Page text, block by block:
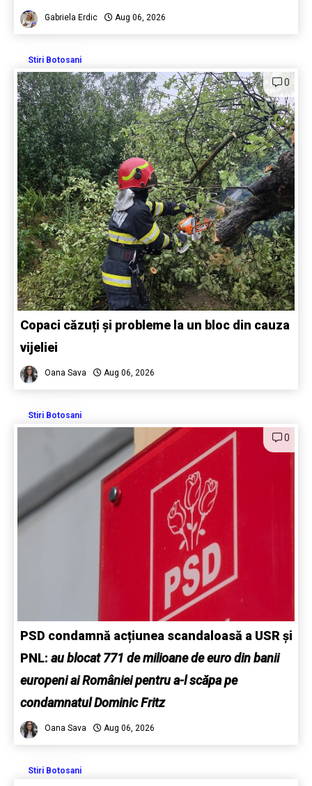
Gabriela Erdic Aug 06, 2026
Stiri Botosani
0
Copaci căzuți și probleme la un bloc din cauza
vijeliei
Oana Sava Aug 06, 2026
Stiri Botosani
0
PSD condamnă acțiunea scandaloasă a USR și
PNL: au blocat 771 de milioane de euro din banii
europeni ai României pentru a-l scăpa pe
condamnatul Dominic Fritz
Oana Sava Aug 06, 2026
Stiri Botosani